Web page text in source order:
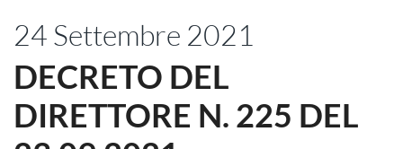
24 Settembre 2021
DECRETO DEL
DIRETTORE N. 225 DEL